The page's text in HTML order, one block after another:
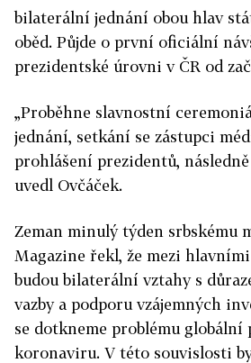
bilaterální jednání obou hlav
oběd. Půjde o první oficiální
prezidentské úrovni v ČR od
„Proběhne slavnostní
jednání, setkání se zástupci
prohlášení prezidentů,
uvedl Ovčáček.
Zeman minulý týden srbskému
Magazine řekl, že mezi
budou bilaterální vztahy s
vazby a podporu vzájemných
se dotkneme problému globální
koronaviru. V této souvislosti